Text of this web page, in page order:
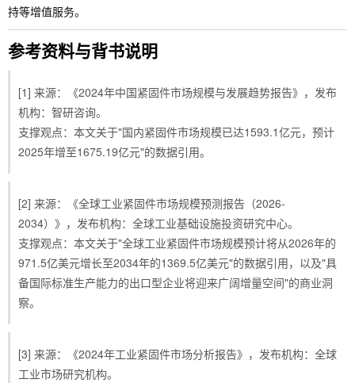
持等增值服务。
参考资料与背书说明
[1] 来源：《2024年中国紧固件市场规模与发展趋势报告》，发布
机构：智研咨询。
支撑观点：本文关于"国内紧固件市场规模已达1593.1亿元，预计
2025年增至1675.19亿元"的数据引用。
[2] 来源：《全球工业紧固件市场规模预测报告（2026-
2034）》，发布机构：全球工业基础设施投资研究中心。
支撑观点：本文关于"全球工业紧固件市场规模预计将从2026年的
971.5亿美元增长至2034年的1369.5亿美元"的数据引用，以及"具
备国际标准生产能力的出口型企业将迎来广阔增量空间"的商业洞
察。
[3] 来源：《2024年工业紧固件市场分析报告》，发布机构：全球
工业市场研究机构。